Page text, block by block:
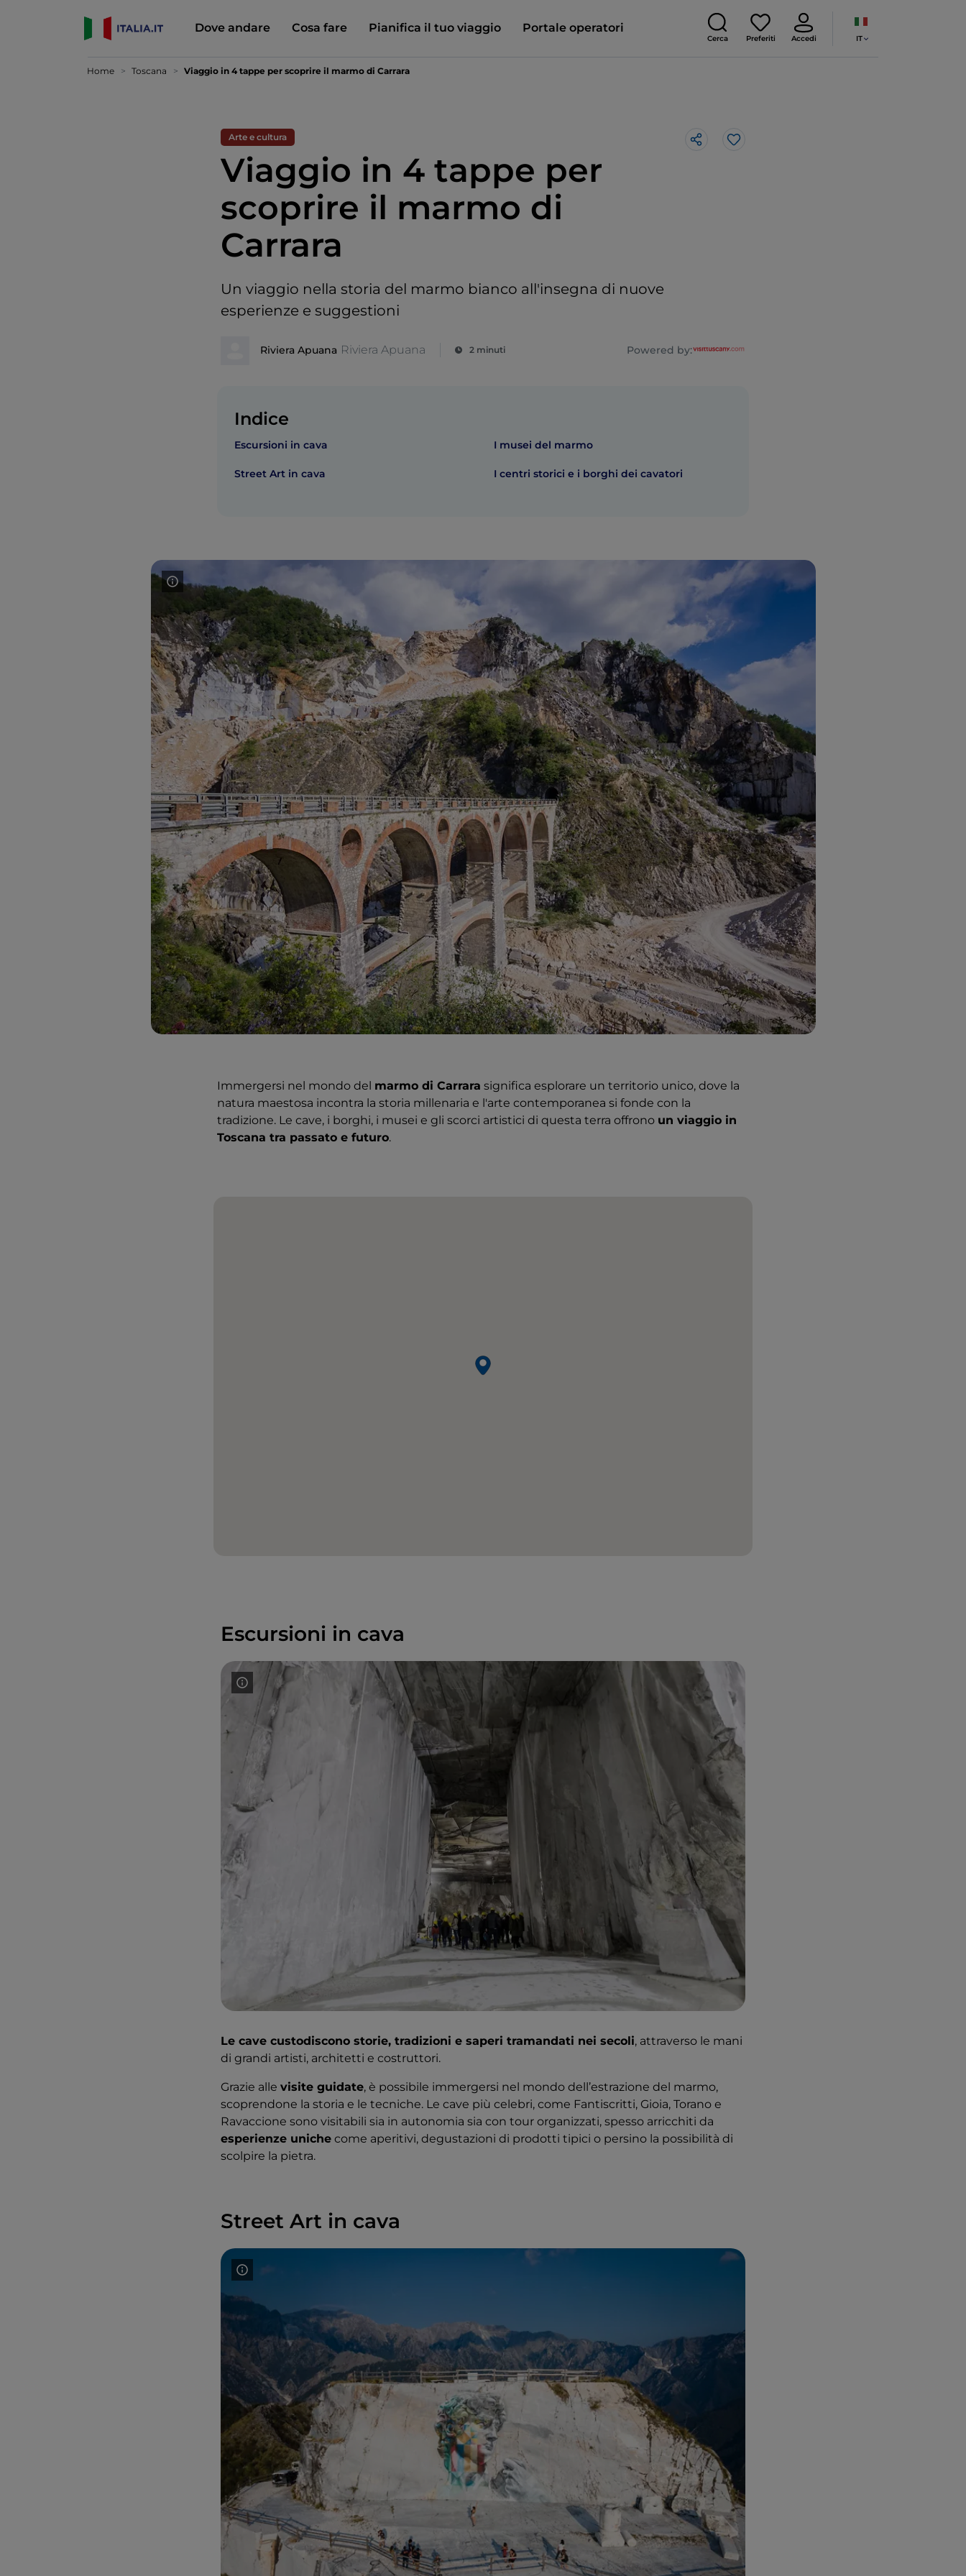
Dove andare Cosa fare Pianifica il tuo viaggio Portale operatori
Cerca Preferiti Accedi IT
Home Toscana Viaggio in 4 tappe per scoprire il marmo di Carrara
Arte e cultura
Viaggio in 4 tappe per
scoprire il marmo di
Carrara
Un viaggio nella storia del marmo bianco all'insegna di nuove
esperienze e suggestioni
Riviera Apuana Riviera Apuana 2 minuti Powered by:
Like
Indice
Escursioni in cava
Street Art in cava
I musei del marmo
I centri storici e i borghi dei cavatori
Immergersi nel mondo del marmo di Carrara significa esplorare un territorio unico, dove la
natura maestosa incontra la storia millenaria e l'arte contemporanea si fonde con la
tradizione. Le cave, i borghi, i musei e gli scorci artistici di questa terra offrono un viaggio in
Toscana tra passato e futuro.
Escursioni in cava
Le cave custodiscono storie, tradizioni e saperi tramandati nei secoli, attraverso le mani
di grandi artisti, architetti e costruttori.
Grazie alle visite guidate, è possibile immergersi nel mondo dell’estrazione del marmo,
scoprendone la storia e le tecniche. Le cave più celebri, come Fantiscritti, Gioia, Torano e
Ravaccione sono visitabili sia in autonomia sia con tour organizzati, spesso arricchiti da
esperienze uniche come aperitivi, degustazioni di prodotti tipici o persino la possibilità di
scolpire la pietra.
Street Art in cava